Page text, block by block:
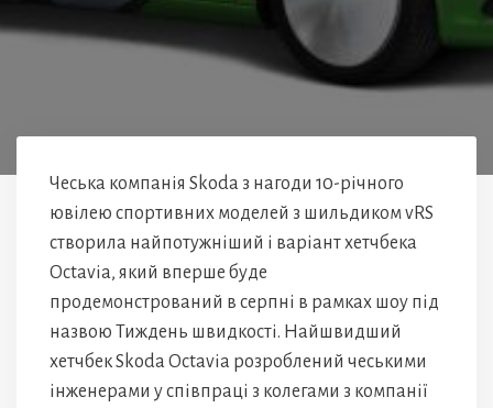
Чеська компанія Skoda з нагоди 10-річного
ювілею спортивних моделей з шильдиком vRS
створила найпотужніший і варіант хетчбека
Octavia, який вперше буде
продемонстрований в серпні в рамках шоу під
назвою Тиждень швидкості. Найшвидший
хетчбек Skoda Octavia розроблений чеськими
інженерами у співпраці з колегами з компанії